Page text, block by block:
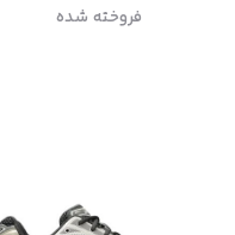
فروخته شده